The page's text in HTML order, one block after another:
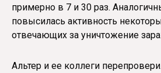
примерно в 7 и 30 раз.
повысилась активность
отвечающих за уничтожение
Альтер и ее коллеги